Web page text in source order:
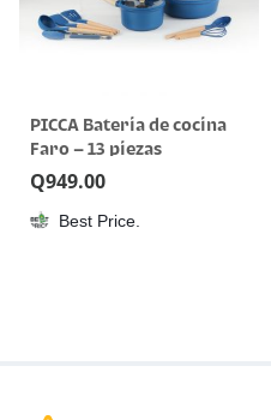
PICCA Bateria de cocina
Faro – 13 piezas
Q949.00
Best Price.